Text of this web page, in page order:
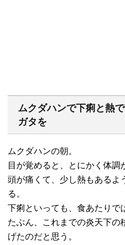
ムクダハンで下痢と熱
ガタを
ムクダハンの朝。
目が覚めると、とにかく体調
頭が痛くて、少し熱もあるよ
る。
下痢といっても、食あたりで
たぶん、これまでの炎天下の
げたのだと思う。